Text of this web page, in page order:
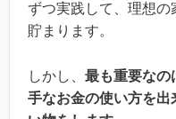
ずつ実践して、理想の
貯まります。
しかし、 最も重要なの
手なお金の使い方を